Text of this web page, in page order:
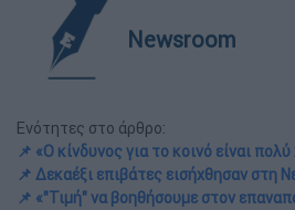
Newsroom
Ενότητες στο άρθρο:
📌 «Ο κίνδυνος για το κοινό είναι
📌 Δεκαέξι επιβάτες εισήχθησαν στη
📌 «"Τιμή" να βοηθήσουμε στον